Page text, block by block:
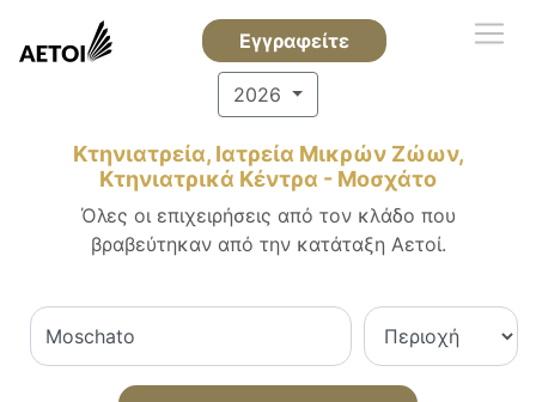
Εγγραφείτε
2026
Κτηνιατρεία, Ιατρεία Μικρών Ζώων,
Κτηνιατρικά Κέντρα - Μοσχάτο
Όλες οι επιχειρήσεις από τον κλάδο που
βραβεύτηκαν από την κατάταξη Αετοί.